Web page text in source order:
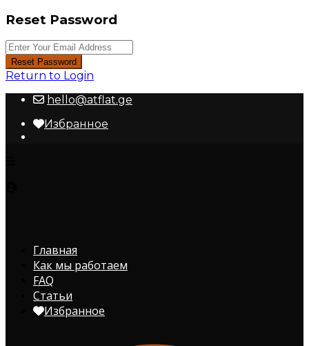
Reset Password
Reset Password
Return to Login
hello@atflat.ge
Избранное
Главная
Как мы работаем
FAQ
Статьи
Избранное